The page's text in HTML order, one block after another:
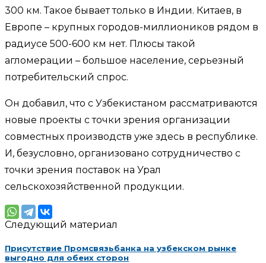
300 км. Такое бывает только в Индии. Китаев, в
Европе – крупных городов-миллиоников рядом в
радиусе 500-600 км нет. Плюсы такой
агломерации – большое население, серьезный
потребительский спрос.
Он добавил, что с Узбекистаном рассматриваются
новые проекты с точки зрения организации
совместных производств уже здесь в республике.
И, безусловно, организовано сотрудничество с
точки зрения поставок на Урал
сельскохозяйственной продукции.
Следующий материал
Присутствие Промсвязьбанка на узбекском рынке
выгодно для обеих сторон